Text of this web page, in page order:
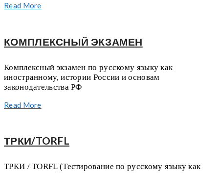
Read More
КОМПЛЕКСНЫЙ ЭКЗАМЕН
Комплексный экзамен по русскому языку как
иностранному, истории России и основам
законодательства РФ
Read More
ТРКИ/TORFL
ТРКИ / TORFL (Тестирование по русскому языку как